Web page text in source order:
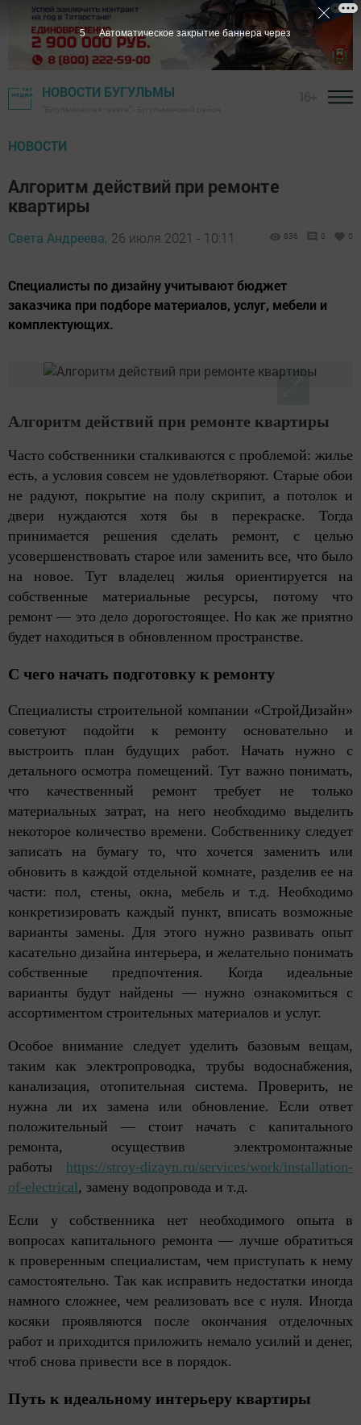
НОВОСТИ БУГУЛЬМЫ
НОВОСТИ
Алгоритм действий при ремонте
квартиры
Света Андреева, 26 июля 2021 - 10:11 836 0 0
Специалисты по дизайну учитывают бюджет
заказчика при подборе материалов, услуг, мебели и
комплектующих.
Алгоритм действий при ремонте квартиры
Часто собственники сталкиваются с проблемой: жилье
есть, а условия совсем не удовлетворяют. Старые обои
не радуют, покрытие на полу скрипит, а потолок и
двери нуждаются хотя бы в перекраске. Тогда
принимается решения сделать ремонт, с целью
усовершенствовать старое или заменить все, что было
на новое. Тут владелец жилья ориентируется на
собственные материальные ресурсы, потому что
ремонт –– это дело дорогостоящее. Но как же приятно
будет находиться в обновленном пространстве.
С чего начать подготовку к ремонту
Специалисты строительной компании «СтройДизайн»
советуют подойти к ремонту основательно и
выстроить план будущих работ. Начать нужно с
детального осмотра помещений. Тут важно понимать,
что качественный ремонт требует не только
материальных затрат, на него необходимо выделить
некоторое количество времени. Собственнику следует
записать на бумагу то, что хочется заменить или
обновить в каждой отдельной комнате, разделив ее на
части: пол, стены, окна, мебель и т.д. Необходимо
конкретизировать каждый пункт, вписать возможные
варианты замены. Для этого нужно развивать опыт
касательно дизайна интерьера, и желательно понимать
собственные предпочтения. Когда идеальные
варианты будут найдены –– нужно ознакомиться с
ассортиментом строительных материалов и услуг.
Особое внимание следует уделить базовым вещам,
таким как электропроводка, трубы водоснабжения,
канализация, отопительная система. Проверить, не
нужна ли их замена или обновление. Если ответ
положительный –– стоит начать с капитального
ремонта, осуществив электромонтажные
работы https://stroy-dizayn.ru/services/work/installation-
of-electrical, замену водопровода и т.д.
Если у собственника нет необходимого опыта в
вопросах капитального ремонта –– лучше обратиться
к проверенным специалистам, чем приступать к нему
самостоятельно. Так как исправить недостатки иногда
намного сложнее, чем реализовать все с нуля. Иногда
косяки проявляются после окончания отделочных
работ и приходится приложить немало усилий и денег,
чтоб снова привести все в порядок.
Путь к идеальному интерьеру квартиры
4 Автоматическое закрытие баннера через